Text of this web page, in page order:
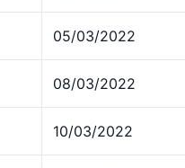
05/03/2022
08/03/2022
10/03/2022